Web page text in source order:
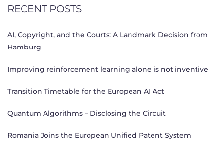
RECENT POSTS
AI, Copyright, and the Courts: A Landmark Decision from
Hamburg
Improving reinforcement learning alone is not inventive
Transition Timetable for the European AI Act
Quantum Algorithms – Disclosing the Circuit
Romania Joins the European Unified Patent System